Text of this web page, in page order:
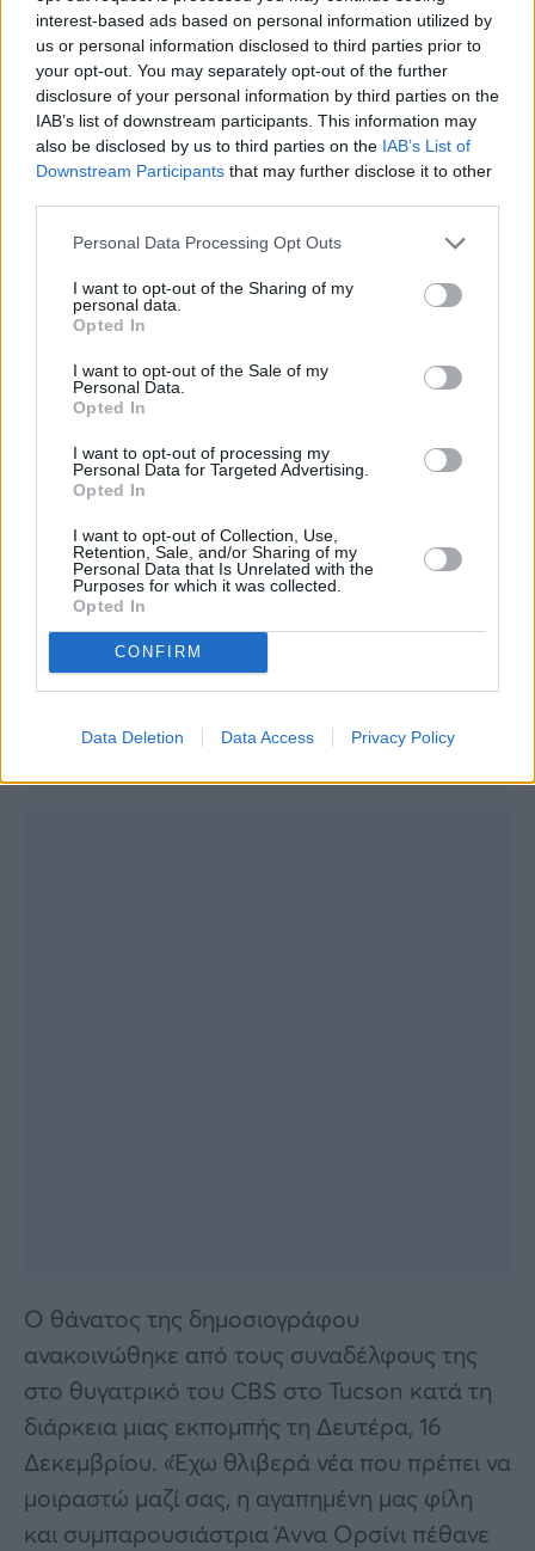
interest-based ads based on personal information utilized by
us or personal information disclosed to third parties prior to
your opt-out. You may separately opt-out of the further
disclosure of your personal information by third parties on the
IAB’s list of downstream participants. This information may
also be disclosed by us to third parties on the IAB’s List of
Downstream Participants that may further disclose it to other
Personal Data Processing Opt Outs
I want to opt-out of the Sharing of my
personal data.
Opted In
I want to opt-out of the Sale of my
Personal Data.
Opted In
I want to opt-out of processing my
Personal Data for Targeted Advertising.
Opted In
I want to opt-out of Collection, Use,
Retention, Sale, and/or Sharing of my
Personal Data that Is Unrelated with the
Purposes for which it was collected.
Opted In
CONFIRM
Data Deletion Data Access Privacy Policy
Στο αφιέρωμα του δικτύου, οι συνάδελφοί
της θυμούνται την Ορσίνι ως κάποια «με
υπερασπιζόταν τους αδύναμους και
Επίσης ήταν παθιασμένη με τη διάσωση
ζώων και ήταν μεγάλη οπαδός των podcast
για αληθινά εγκλήματα, σύμφωνα με το
δίκτυο. Ήταν μια «λάτρης του
φυστικοβούτυρου» και «φορούσε γούνινες
μπότες» ενώ θύμιζε πάντα μια «ακτίνα του
Ο θάνατος της δημοσιογράφου
ανακοινώθηκε από τους συναδέλφους της
στο θυγατρικό του CBS στο Tucson κατά τη
διάρκεια μιας εκπομπής τη Δευτέρα, 16
Δεκεμβρίου. «Έχω θλιβερά νέα που πρέπει να
μοιραστώ μαζί σας, η αγαπημένη μας φίλη
και συμπαρουσιάστρια Άννα Ορσίνι πέθανε